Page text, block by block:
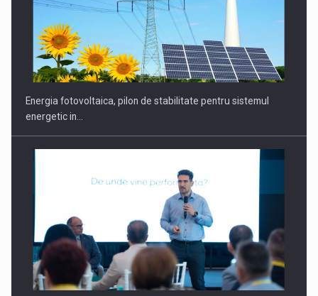
CEO Conference - Shaping The Future - Technology and…
Webinar - Business Evolution-RETHINK STRATEGY-Finantare
Investitii Digitalizare
Energia fotovoltaica, pilon de stabilitate pentru sistemul
energetic in…